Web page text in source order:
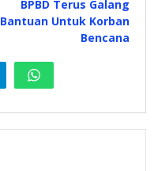
BPBD Terus Galang
Bantuan Untuk Korban
Bencana